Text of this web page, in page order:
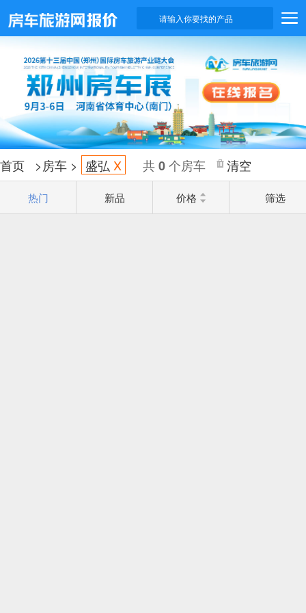
请输入你要找的产品
首页 >房车 > 盛弘 X 共0个房车 清空
热门 新品 价格 筛选